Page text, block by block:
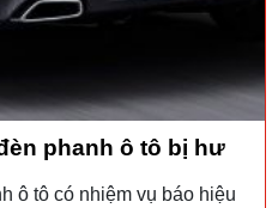
phanh ô tô bị hư
ô tô có nhiệm vụ báo hiệu